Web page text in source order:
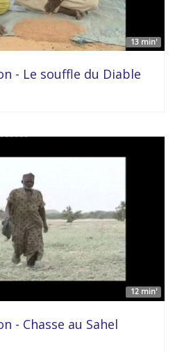
13 min'
- Le souffle du Diable
12 min'
- Chasse au Sahel